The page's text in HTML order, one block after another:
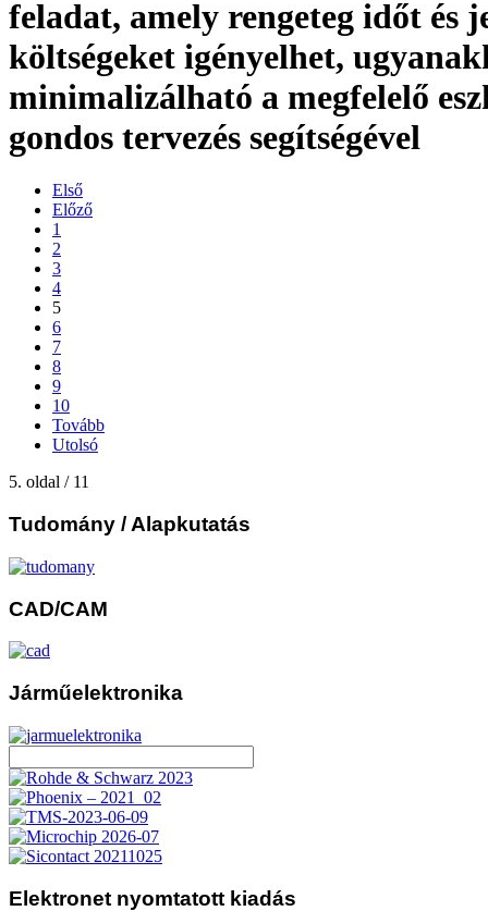
feladat, amely rengeteg időt és
költségeket igényelhet,
minimalizálható a megfelelő
gondos tervezés segítségével
Első
Előző
1
2
3
4
5
6
7
8
9
10
Tovább
Utolsó
5. oldal / 11
Tudomány / Alapkutatás
CAD/CAM
Járműelektronika
Elektronet nyomtatott kiadás